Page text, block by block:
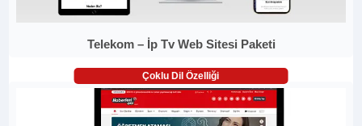
Telekom – İp Tv Web Sitesi Paketi
Çoklu Dil Özelliği